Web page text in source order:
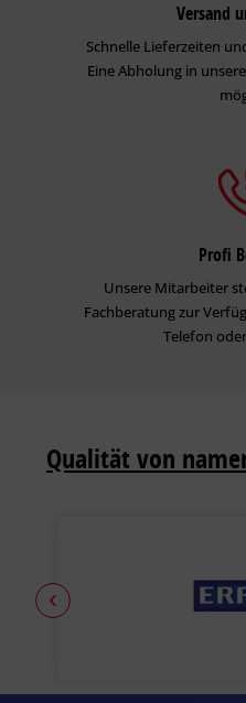
Versand
Schnelle Lieferzeiten
Eine Abholung in
Profi
Unsere Mitarbeiter
Fachberatung zur
Telefon
Qualität von